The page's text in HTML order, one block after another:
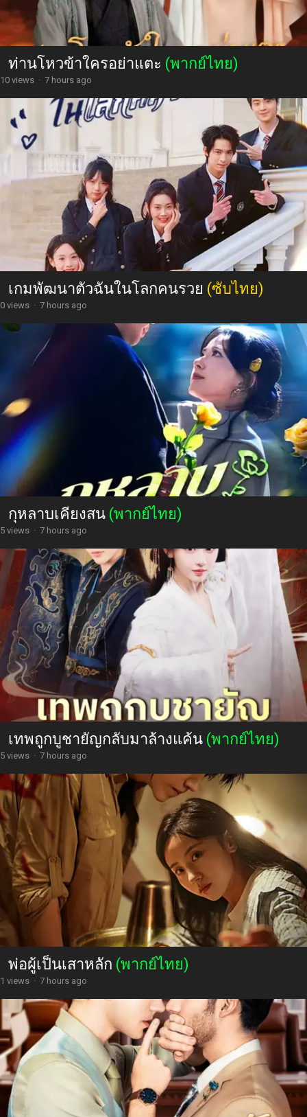
ท่านโหวข้าใครอย่าแตะ (พากย์ไทย)
10 views · 7 hours ago
เกมพัฒนาตัวฉันในโลกคนรวย (ซับไทย)
0 views · 7 hours ago
กุหลาบเคียงสน (พากย์ไทย)
5 views · 7 hours ago
เทพถูกบูชายัญกลับมาล้างแค้น (พากย์ไทย)
5 views · 7 hours ago
พ่อผู้เป็นเสาหลัก (พากย์ไทย)
1 views · 7 hours ago